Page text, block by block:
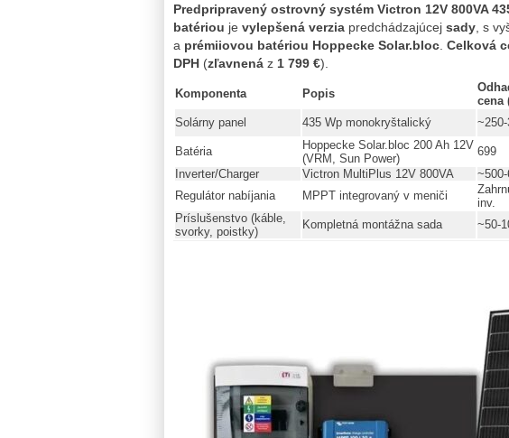
Predpripravený ostrovný systém Victron 12V 800VA
batériou je vylepšená verzia predchádzajúcej sady , s
a prémiiovou batériou Hoppecke Solar.bloc Celková
DPH (zľavnená z 1 799 €).
Komponenta Popis
cena
Solárny panel 435 Wp monokryštalický
Batéria
Hoppecke Solar.bloc 200 Ah 12V
(VRM, Sun Power)
699
Inverter/Charger
Victron MultiPlus 12V 800VA
Regulátor nabíjania
MPPT integrovaný v meniči
inv.
Príslušenstvo (káble,
svorky, poistky)
Kompletná montážna sada ~50-